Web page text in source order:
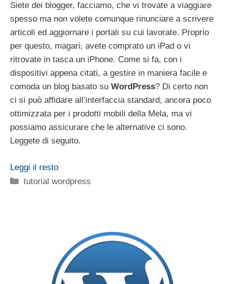
Siete dei blogger, facciamo, che vi trovate a viaggiare
spesso ma non volete comunque rinunciare a scrivere
articoli ed aggiornare i portali su cui lavorate. Proprio
per questo, magari, avete comprato un iPad o vi
ritrovate in tasca un iPhone. Come si fa, con i
dispositivi appena citati, a gestire in maniera facile e
comoda un blog basato su WordPress? Di certo non
ci si può affidare all’interfaccia standard, ancora poco
ottimizzata per i prodotti mobili della Mela, ma vi
possiamo assicurare che le alternative ci sono.
Leggete di seguito.
Leggi il resto
Categorie
tutorial wordpress